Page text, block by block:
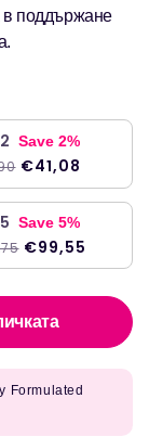
в поддържане
Save 2%
€41,08
Save 5%
€99,55
Formulated